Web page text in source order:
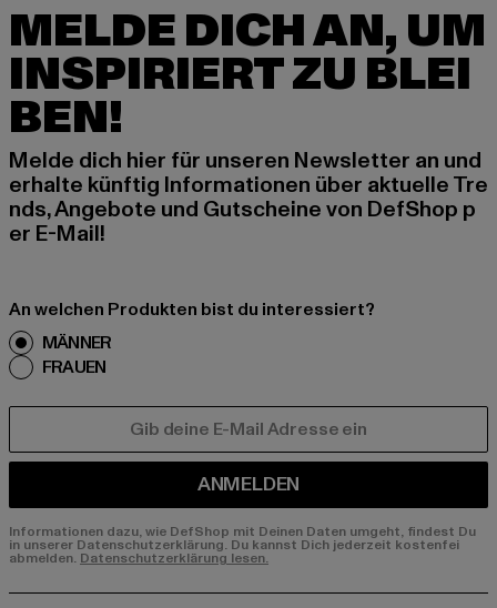
MELDE DICH AN, UM
INSPIRIERT ZU BLEI
BEN!
Melde dich hier für unseren Newsletter an und
erhalte künftig Informationen über aktuelle Tre
nds, Angebote und Gutscheine von DefShop p
er E-Mail!
An welchen Produkten bist du interessiert?
MÄNNER
FRAUEN
ANMELDEN
Informationen dazu, wie DefShop mit Deinen Daten umgeht, findest Du
in unserer Datenschutzerklärung. Du kannst Dich jederzeit kostenfei
abmelden. Datenschutzerklärung lesen.